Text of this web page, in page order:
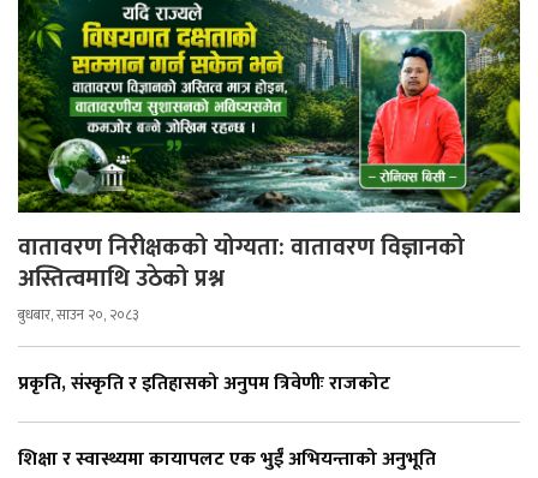
वातावरण निरीक्षकको योग्यता: वातावरण विज्ञानको
अस्तित्वमाथि उठेको प्रश्न
बुधबार, साउन २०, २०८३
प्रकृति, संस्कृति र इतिहासको अनुपम त्रिवेणीः राजकोट
शिक्षा र स्वास्थ्यमा कायापलट एक भुईँ अभियन्ताको अनुभूति